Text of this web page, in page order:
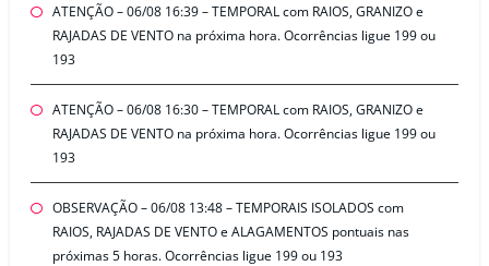
ATENÇÃO – 06/08 16:39 – TEMPORAL com RAIOS, GRANIZO e
RAJADAS DE VENTO na próxima hora. Ocorrências ligue 199 ou
193
ATENÇÃO – 06/08 16:30 – TEMPORAL com RAIOS, GRANIZO e
RAJADAS DE VENTO na próxima hora. Ocorrências ligue 199 ou
193
OBSERVAÇÃO – 06/08 13:48 – TEMPORAIS ISOLADOS com
RAIOS, RAJADAS DE VENTO e ALAGAMENTOS pontuais nas
próximas 5 horas. Ocorrências ligue 199 ou 193